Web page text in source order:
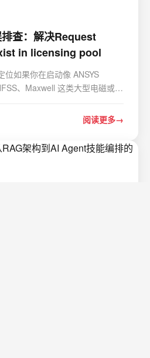
查：解决Request
in licensing pool
位如果你在启动像 ANSYS
、Maxwell 这类大型电磁或电
not exist in the licensing pool.”
这几乎是每一位E…
阅读更多